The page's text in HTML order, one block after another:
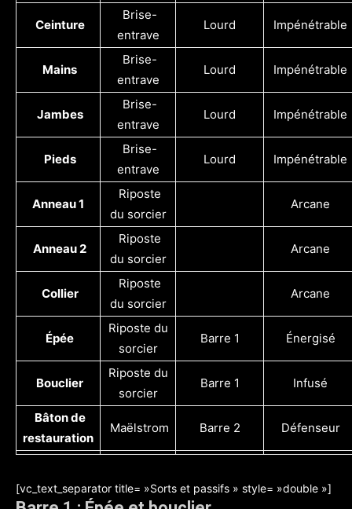
Ceinture
Brise-
entrave
Lourd Impénétrable
Mains
Brise-
entrave
Lourd Impénétrable
Jambes
Brise-
entrave
Lourd Impénétrable
Pieds
Brise-
entrave
Lourd Impénétrable
Anneau 1
Riposte
du sorcier
Arcane
Anneau 2
Riposte
du sorcier
Arcane
Collier
Riposte
du sorcier
Arcane
Épée
Riposte du
sorcier
Barre 1 Énergisé
Bouclier
Riposte du
sorcier
Barre 1 Infusé
Bâton de
restauration
Maëlstrom Barre 2 Défenseur
[vc_text_separator title= »Sorts et passifs » style= »double »]